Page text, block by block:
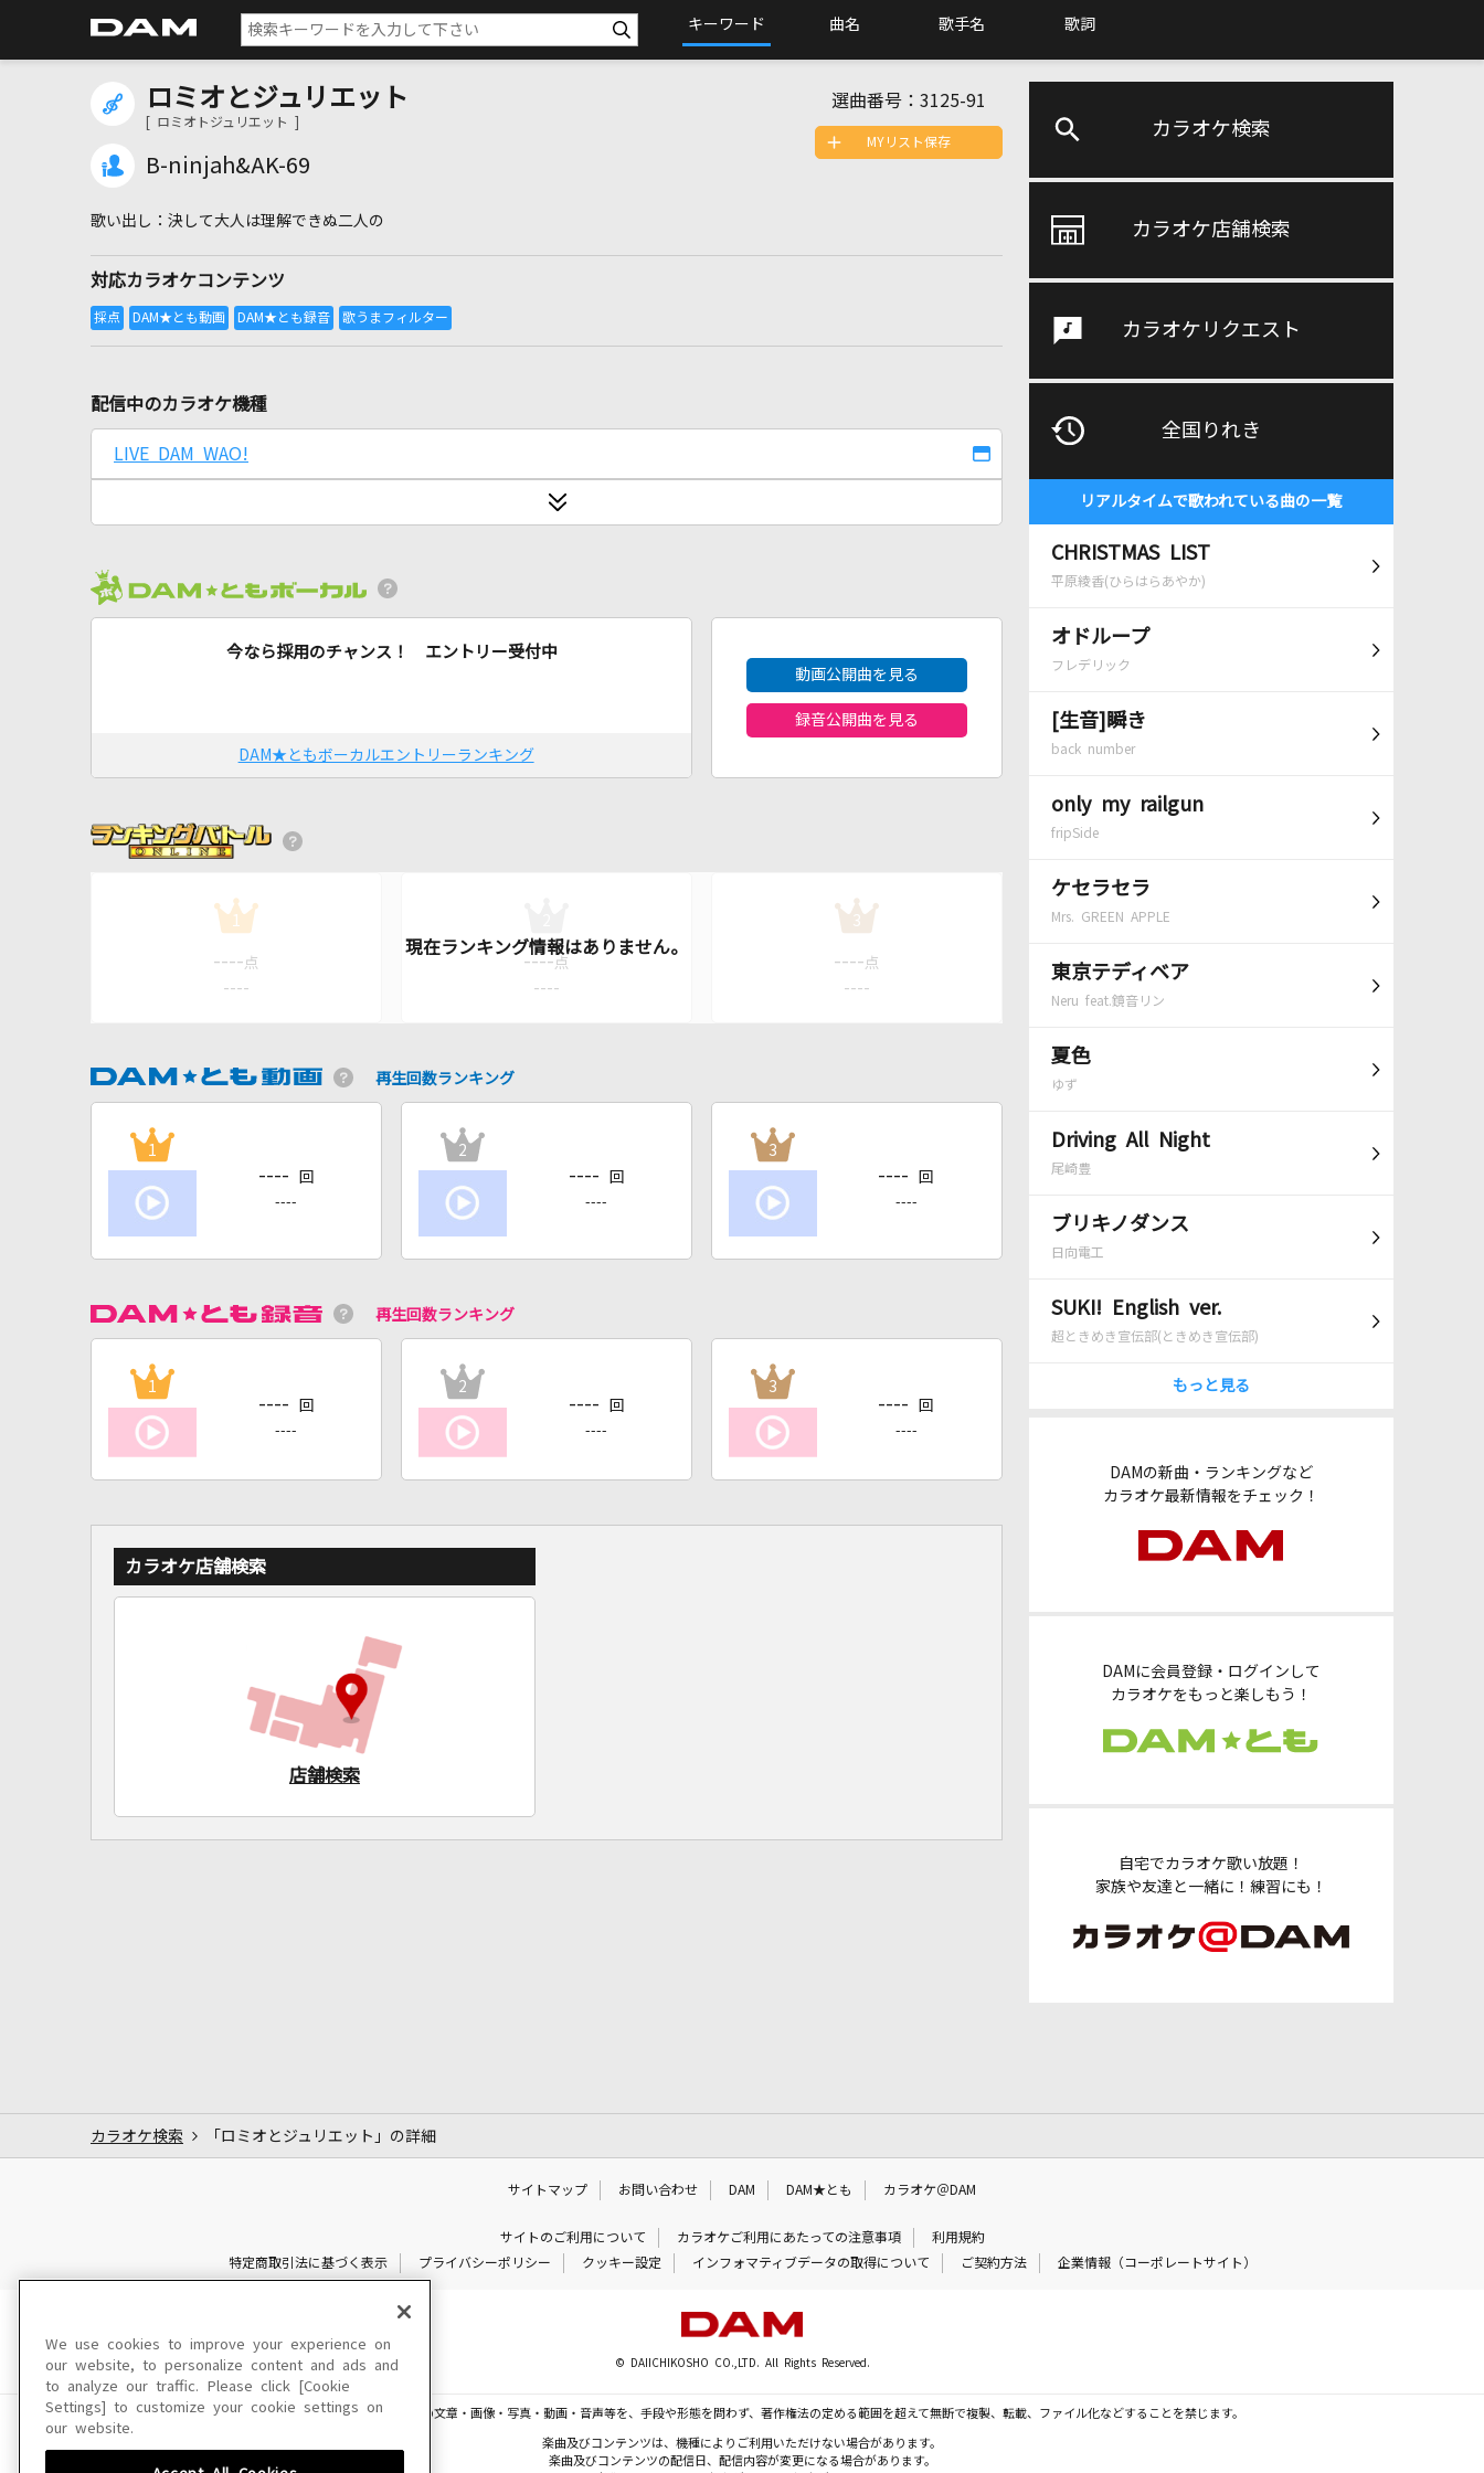
キーワード 曲名 歌手名 歌詞
カラオケ検索
カラオケ店舗検索
カラオケリクエスト
全国りれき
リアルタイムで歌われている曲の一覧
CHRISTMAS LIST
平原綾香(ひらはらあやか)
オドループ
フレデリック
[生音]瞬き
back number
only my railgun
fripSide
ケセラセラ
Mrs. GREEN APPLE
東京テディベア
Neru feat.鏡音リン
夏色
ゆず
Driving All Night
尾崎豊
ブリキノダンス
日向電工
SUKI! English ver.
超ときめき宣伝部(ときめき宣伝部)
もっと見る
DAMの新曲・ランキングなど
カラオケ最新情報をチェック！
DAMに会員登録・ログインして
カラオケをもっと楽しもう！
自宅でカラオケ歌い放題！
家族や友達と一緒に！練習にも！
ロミオとジュリエット
[ ロミオトジュリエット ]
B-ninjah&AK-69
選曲番号： 3125-91
決して大人は理解できぬ二人の
対応カラオケコンテンツ
MYリスト保存
配信中のカラオケ機種
LIVE DAM WAO!
今なら採用のチャンス！ エントリー受付中
DAM★ともボーカルエントリーランキング
動画公開曲を見る
録音公開曲を見る
1
---- 点
----
---- 点
----
3
---- 点
----
再生回数ランキング
1
---- 回
----
2
---- 回
----
3
---- 回
----
再生回数ランキング
1
---- 回
----
2
---- 回
----
3
---- 回
----
カラオケ店舗検索
店舗検索
カラオケ検索 「ロミオとジュリエット」の詳細
サイトマップ お問い合わせ DAM DAM★とも カラオケ＠DAM
サイトのご利用について カラオケご利用にあたっての注意事項
利用規約
特定商取引法に基づく表示
プライバシーポリシー クッキー設定 インフォマティブデータの取得について ご契約方法 企業情報（コーポレートサイト）
© DAIICHIKOSHO CO.,LTD. All Rights Reserved.
このサイトに掲載されている一切の文章・画像・写真・動画・音声等を、手段や形態を問わず、著作権法の定める範囲を超えて無断で複製、転載、ファイル化などすることを禁じます。
楽曲及びコンテンツは、機種によりご利用いただけない場合があります。
楽曲及びコンテンツの配信日、配信内容が変更になる場合があります。
We use cookies to improve your experience on
our website, to personalize content and ads and
to analyze our traffic. Please click [Cookie
Settings] to customize your cookie settings on
our website.